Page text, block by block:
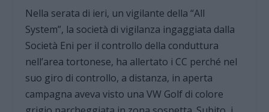
Nella serata di ieri, un vigilante della “All
System”, la società di vigilanza ingaggiata dalla
Società Eni per il controllo della conduttura
nell’area tortonese, ha allertato i CC perché nel
suo giro di controllo, a distanza, in aperta
campagna aveva visto una VW Golf di colore